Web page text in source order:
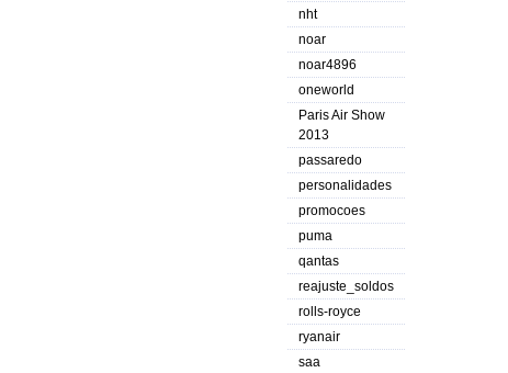
nht
noar
noar4896
oneworld
Paris Air Show
2013
passaredo
personalidades
promocoes
puma
qantas
reajuste_soldos
rolls-royce
ryanair
saa